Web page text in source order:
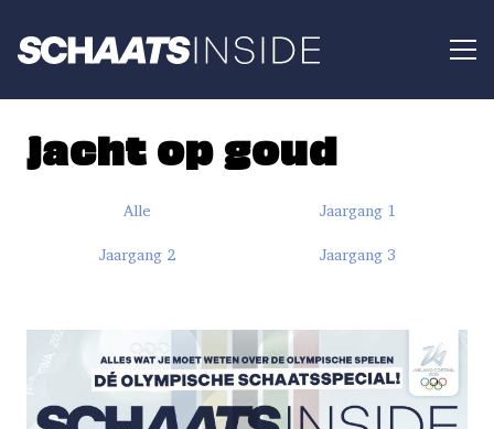
jacht op goud
Alle Jaargang 1
Jaargang 2 Jaargang 3